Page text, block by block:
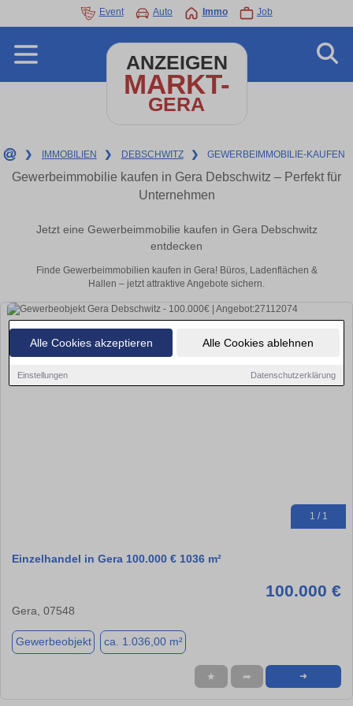
Alle Cookies akzeptieren Alle Cookies ablehnen
Einstellungen Datenschutzerklärung
Event Auto Immo Job
ANZEIGEN
MARKT-
GERA
❯ IMMOBILIEN ❯ DEBSCHWITZ ❯ GEWERBEIMMOBILIE-KAUFEN
Gewerbeimmobilie kaufen in Gera Debschwitz – Perfekt für
Unternehmen
Jetzt eine Gewerbeimmobilie kaufen in Gera Debschwitz
entdecken
Finde Gewerbeimmobilien kaufen in Gera! Büros, Ladenflächen &
Hallen – jetzt attraktive Angebote sichern.
1 / 1
Einzelhandel in Gera 100.000 € 1036 m²
100.000 €
Gera, 07548
Gewerbeobjekt ca. 1.036,00 m²
★ ➦ ➜